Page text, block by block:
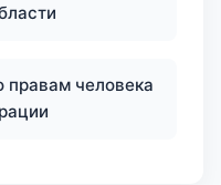
человека